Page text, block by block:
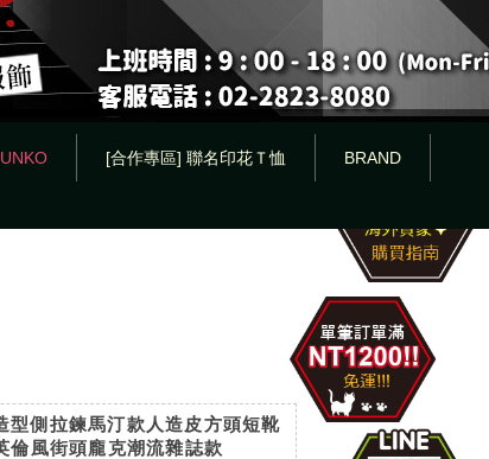
[合作專區] 聯名印花Ｔ恤 BRAND
型側拉鍊馬汀款人造皮方頭短靴
倫風街頭龐克潮流雜誌款